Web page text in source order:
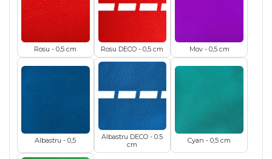
Rosu - 0,5 cm Rosu DECO - 0,5 cm Mov - 0,5 cm
Albastru - 0,5
Albastru DECO - 0.5
cm
Cyan - 0,5 cm